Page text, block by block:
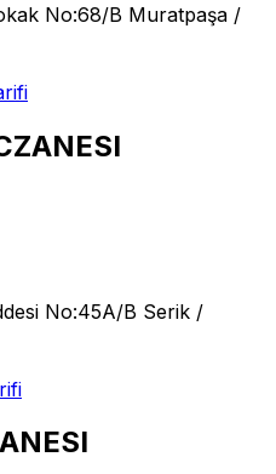
No:68/B Muratpaşa /
No:45A/B Serik /